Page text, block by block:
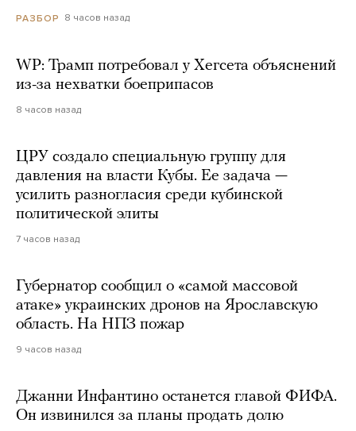
РАЗБОР 8 часов назад
WP: Трамп потребовал у Хегсета объяснений
из-за нехватки боеприпасов
8 часов назад
ЦРУ создало специальную группу для
давления на власти Кубы. Ее задача —
усилить разногласия среди кубинской
политической элиты
7 часов назад
Губернатор сообщил о «самой массовой
атаке» украинских дронов на Ярославскую
область. На НПЗ пожар
9 часов назад
Джанни Инфантино останется главой ФИФА.
Он извинился за планы продать долю